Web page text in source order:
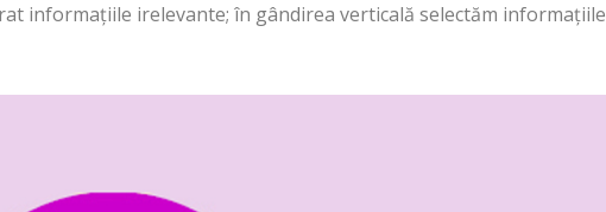
informațiile irelevante; în gândirea verticală selectăm informațiile